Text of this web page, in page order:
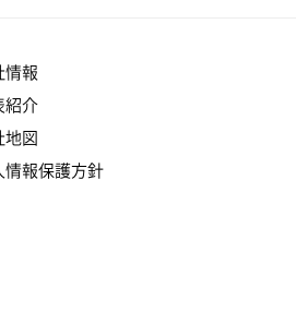
情報
紹介
地図
情報保護方針